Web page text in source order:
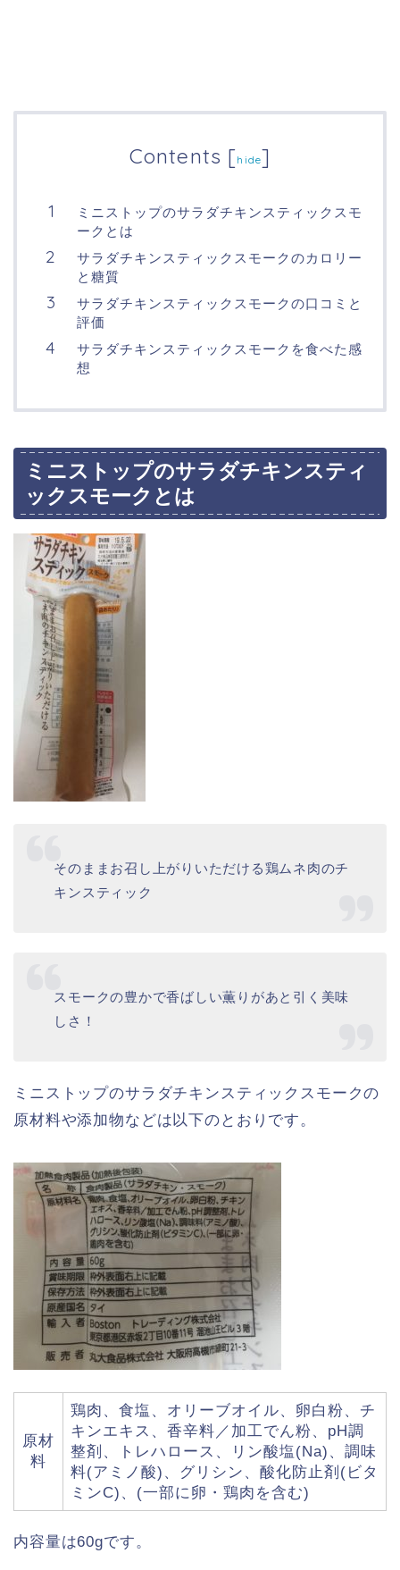
Contents [hide]
ミニストップのサラダチキンスティックスモ
ークとは
サラダチキンスティックスモークのカロリー
と糖質
サラダチキンスティックスモークの口コミと
評価
サラダチキンスティックスモークを食べた感
想
ミニストップのサラダチキンスティ
ックスモークとは
そのままお召し上がりいただける鶏ムネ肉のチ
キンスティック
スモークの豊かで香ばしい薫りがあと引く美味
しさ！
ミニストップのサラダチキンスティックスモークの
原材料や添加物などは以下のとおりです。
原材
料
鶏肉、食塩、オリーブオイル、卵白粉、チ
キンエキス、香辛料／加工でん粉、pH調
整剤、トレハロース、リン酸塩(Na)、調味
料(アミノ酸)、グリシン、酸化防止剤(ビタ
ミンC)、(一部に卵・鶏肉を含む)
内容量は60gです。